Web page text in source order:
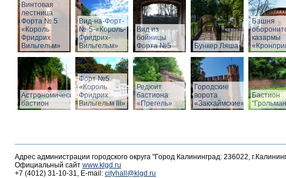
Винтовая
лестница
Форта № 5
«Король
Фридрих
Вильгельм»
Вид-на-Форт-
№-5-«Король-
Фридрих-
Вильгельм»
Вид из
бойницы
Форта №5
Бункер Ляша
Башня
казармы
Астрономический
бастион
Форт №5
«Король
Фридрих
Вильгельм III»
Редюит
бастиона
«Прегель»
Городские
ворота
«Закхаймские»
Бастион
Адрес администрации городского округа "Город Калининград: 236022,
Официальный сайт www.klgd.ru
+7 (4012) 31-10-31, E-mail: cityhall@klgd.ru